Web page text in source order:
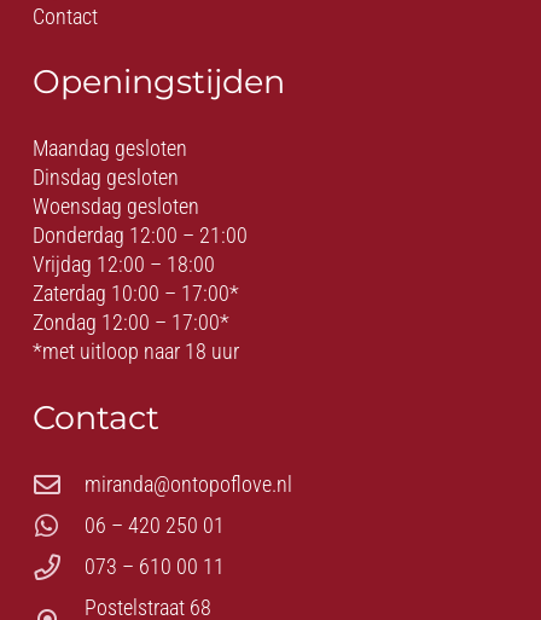
Contact
Openingstijden
Maandag gesloten
Dinsdag gesloten
Woensdag gesloten
Donderdag 12:00 – 21:00
Vrijdag 12:00 – 18:00
Zaterdag 10:00 – 17:00*
Zondag 12:00 – 17:00*
*met uitloop naar 18 uur
Contact
miranda@ontopoflove.nl
06 – 420 250 01
073 – 610 00 11
Postelstraat 68